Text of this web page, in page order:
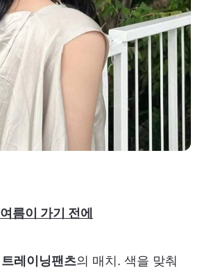
여름이 가기 전에
트레이닝팬츠의 매치. 색을 맞춰